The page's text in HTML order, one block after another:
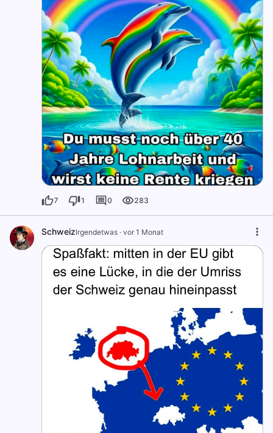
7 1 0 283
SchweizIrgendetwas · vor 1 Monat